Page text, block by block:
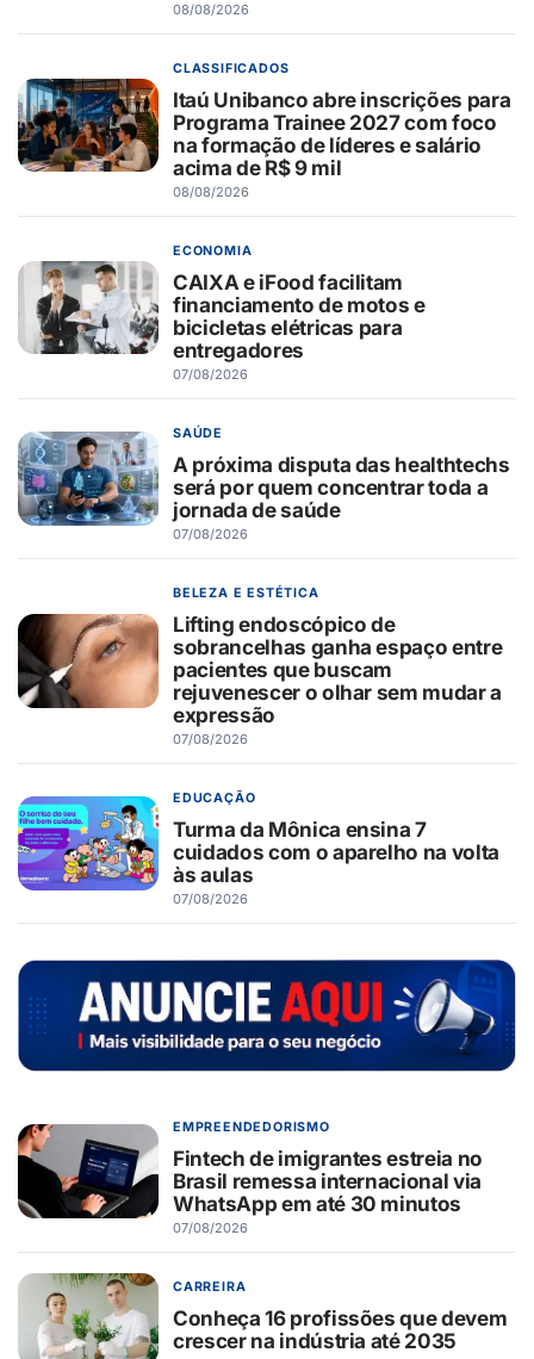
08/08/2026
CLASSIFICADOS
Itaú Unibanco abre inscrições para
Programa Trainee 2027 com foco
na formação de líderes e salário
acima de R$ 9 mil
08/08/2026
ECONOMIA
CAIXA e iFood facilitam
financiamento de motos e
bicicletas elétricas para
entregadores
07/08/2026
SAÚDE
A próxima disputa das healthtechs
será por quem concentrar toda a
jornada de saúde
07/08/2026
BELEZA E ESTÉTICA
Lifting endoscópico de
sobrancelhas ganha espaço entre
pacientes que buscam
rejuvenescer o olhar sem mudar a
expressão
07/08/2026
EDUCAÇÃO
Turma da Mônica ensina 7
cuidados com o aparelho na volta
às aulas
07/08/2026
EMPREENDEDORISMO
Fintech de imigrantes estreia no
Brasil remessa internacional via
WhatsApp em até 30 minutos
07/08/2026
CARREIRA
Conheça 16 profissões que devem
crescer na indústria até 2035